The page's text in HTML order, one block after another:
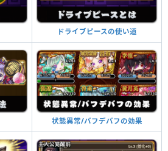
ドライブピースの使い道
状態異常/バフデバフの効果